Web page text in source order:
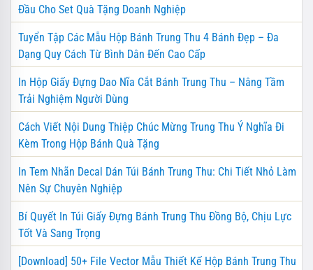
Đầu Cho Set Quà Tặng Doanh Nghiệp
Tuyển Tập Các Mẫu Hộp Bánh Trung Thu 4 Bánh Đẹp – Đa
Dạng Quy Cách Từ Bình Dân Đến Cao Cấp
In Hộp Giấy Đựng Dao Nĩa Cắt Bánh Trung Thu – Nâng Tầm
Trải Nghiệm Người Dùng
Cách Viết Nội Dung Thiệp Chúc Mừng Trung Thu Ý Nghĩa Đi
Kèm Trong Hộp Bánh Quà Tặng
In Tem Nhãn Decal Dán Túi Bánh Trung Thu: Chi Tiết Nhỏ Làm
Nên Sự Chuyên Nghiệp
Bí Quyết In Túi Giấy Đựng Bánh Trung Thu Đồng Bộ, Chịu Lực
Tốt Và Sang Trọng
[Download] 50+ File Vector Mẫu Thiết Kế Hộp Bánh Trung Thu